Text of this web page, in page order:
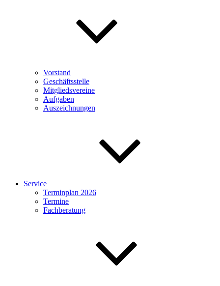
Vorstand
Geschäftsstelle
Mitgliedsvereine
Aufgaben
Auszeichnungen
Service
Terminplan 2026
Termine
Fachberatung